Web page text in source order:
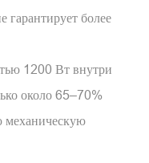
гарантирует более
1200 Вт внутри
около 65–70%
механическую